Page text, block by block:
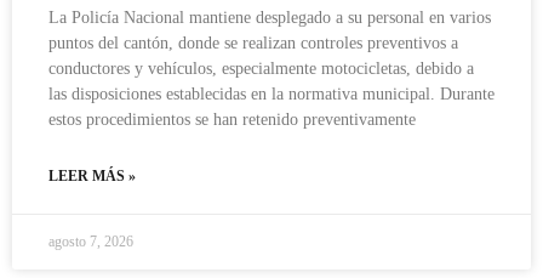
La Policía Nacional mantiene desplegado a su personal en varios
puntos del cantón, donde se realizan controles preventivos a
conductores y vehículos, especialmente motocicletas, debido a
las disposiciones establecidas en la normativa municipal. Durante
estos procedimientos se han retenido preventivamente
LEER MÁS »
agosto 7, 2026